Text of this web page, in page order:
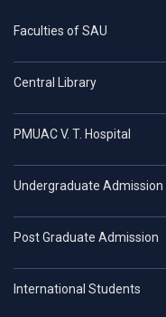
Faculties of SAU
Central Library
PMUAC V. T. Hospital
Undergraduate Admission
Post Graduate Admission
International Students